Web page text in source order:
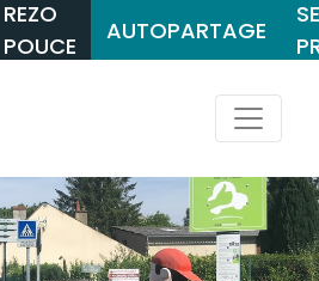
REZO
POUCE
AUTOPARTAGE